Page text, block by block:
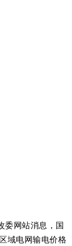
委网站消息，国
域电网输电价格